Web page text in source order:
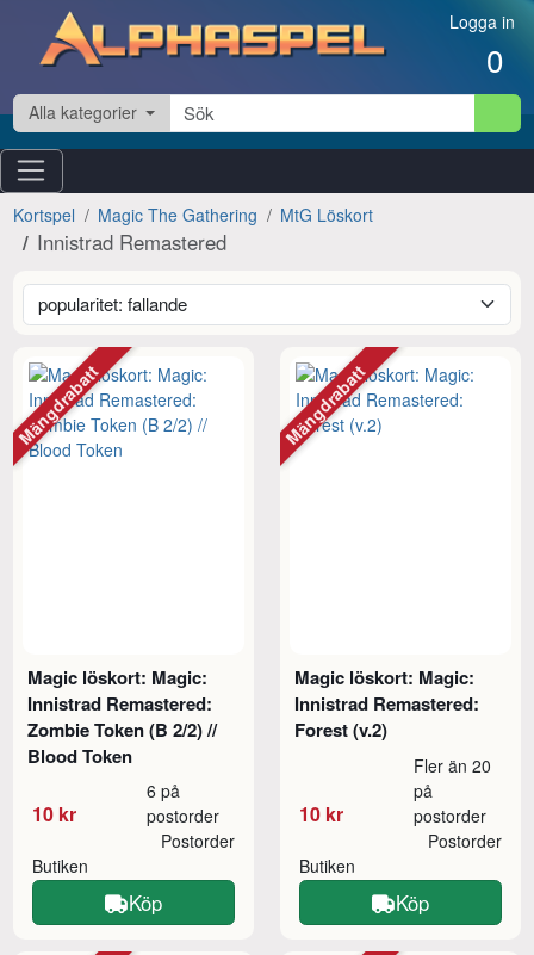
Hoppa till innehåll Logga in
0
Alla kategorier
Kortspel Magic The Gathering MtG Löskort
Innistrad Remastered
Magic löskort: Magic:
Innistrad Remastered:
Zombie Token (B 2/2) //
Blood Token
10 kr
6 på
postorder
Butiken
Postorder
Köp
Mängdrabatt
Magic löskort: Magic:
Innistrad Remastered:
Forest (v.2)
10 kr
Fler än 20
på
postorder
Butiken
Postorder
Köp
Mängdrabatt